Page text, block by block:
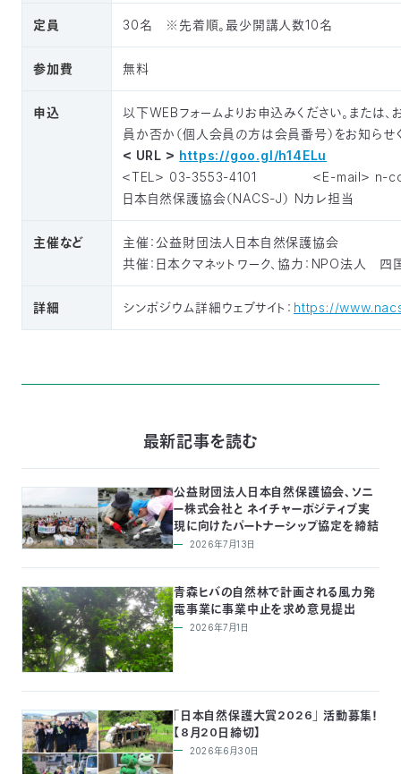
定員 30名 ※先着順。最少開講人数10名
参加費 無料
申込
以下WEBフォームよりお申込みください。また
員か否か（個人会員の方は会員番号）をお知らせ
＜ URL ＞ https://goo.gl/h14ELu
＜TEL＞ 03-3553-4101 ＜E-mail＞ n-
日本自然保護協会（NACS-J） Nカレ担当
主催など
主催：公益財団法人日本自然保護協会
共催：日本クマネットワーク、協力：NPO法人
詳細 シンポジウム詳細ウェブサイト： https://
最新記事を読む
公益財団法人日本自然保護協会、ソニ
ー株式会社と ネイチャーポジティブ実
現に向けたパートナーシップ協定を締結
2026年7月13日
青森ヒバの自然林で計画される風力発
電事業に事業中止を求め意見提出
2026年7月1日
「日本自然保護大賞2026」 活動募集！
【8月20日締切】
2026年6月30日